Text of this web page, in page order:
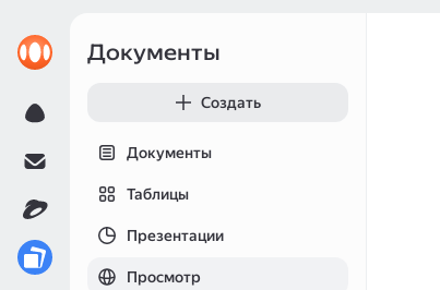
Документы
Создать
Документы
Таблицы
Презентации
Просмотр